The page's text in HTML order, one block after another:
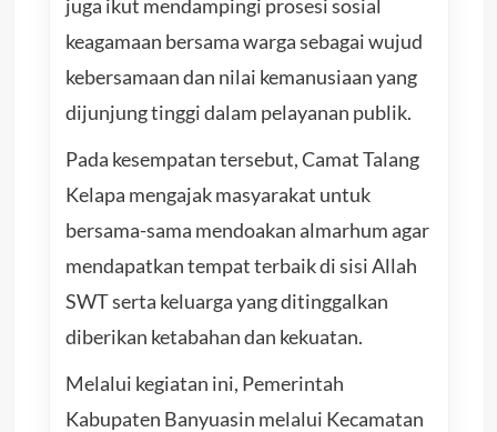
juga ikut mendampingi prosesi sosial
keagamaan bersama warga sebagai wujud
kebersamaan dan nilai kemanusiaan yang
dijunjung tinggi dalam pelayanan publik.
Pada kesempatan tersebut, Camat Talang
Kelapa mengajak masyarakat untuk
bersama-sama mendoakan almarhum agar
mendapatkan tempat terbaik di sisi Allah
SWT serta keluarga yang ditinggalkan
diberikan ketabahan dan kekuatan.
Melalui kegiatan ini, Pemerintah
Kabupaten Banyuasin melalui Kecamatan